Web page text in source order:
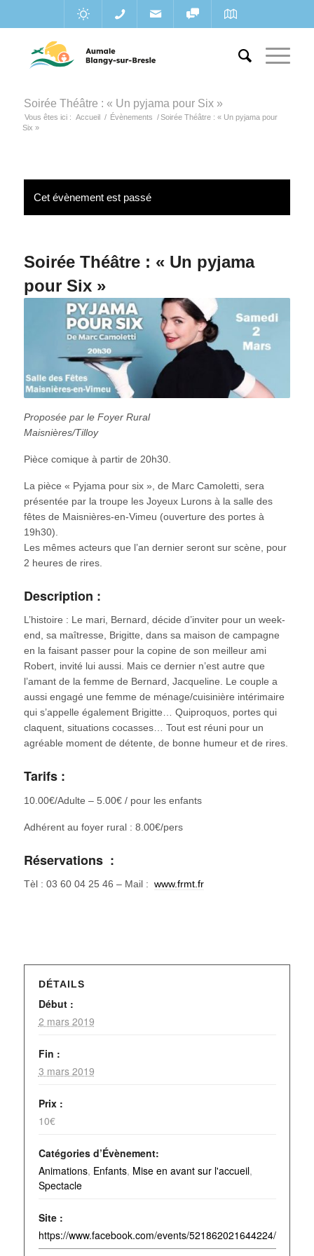
Soirée Théâtre : « Un pyjama pour Six »
Vous êtes ici : Accueil / Évènements / Soirée Théâtre : « Un pyjama pour
Six »
Cet évènement est passé
Soirée Théâtre : « Un pyjama
pour Six »
Proposée par le Foyer Rural
Maisnières/Tilloy
Pièce comique à partir de 20h30.
La pièce « Pyjama pour six », de Marc Camoletti, sera
présentée par la troupe les Joyeux Lurons à la salle des
fêtes de Maisnières-en-Vimeu (ouverture des portes à
19h30).
Les mêmes acteurs que l’an dernier seront sur scène, pour
2 heures de rires.
Description :
L’histoire : Le mari, Bernard, décide d’inviter pour un week-
end, sa maîtresse, Brigitte, dans sa maison de campagne
en la faisant passer pour la copine de son meilleur ami
Robert, invité lui aussi. Mais ce dernier n’est autre que
l’amant de la femme de Bernard, Jacqueline. Le couple a
aussi engagé une femme de ménage/cuisinière intérimaire
qui s’appelle également Brigitte… Quiproquos, portes qui
claquent, situations cocasses… Tout est réuni pour un
agréable moment de détente, de bonne humeur et de rires.
Tarifs :
10.00€/Adulte – 5.00€ / pour les enfants
Adhérent au foyer rural : 8.00€/pers
Réservations :
Tèl : 03 60 04 25 46 – Mail : www.frmt.fr
DÉTAILS
Début :
2 mars 2019
Fin :
3 mars 2019
Prix :
10€
Catégories d’Évènement:
Animations, Enfants, Mise en avant sur l'accueil,
Spectacle
Site :
https://www.facebook.com/events/521862021644224/